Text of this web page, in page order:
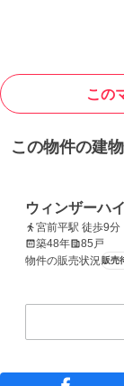
この
この物件の建
ウィンザーハ
宮前平駅 徒歩9分
築48年
85戸
物件の販売状況 販売